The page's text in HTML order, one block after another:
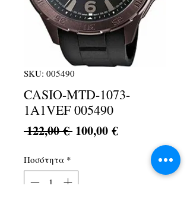
SKU: 005490
CASIO-MTD-1073-
1A1VEF 005490
122,00 € Κανονική
100,00 €Τιμή
Έκπτωσης
Ποσότητα *